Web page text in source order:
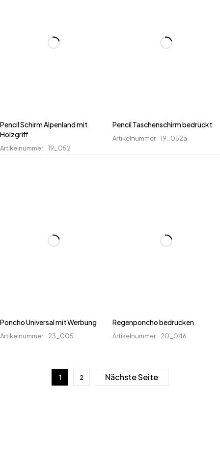
Pencil Schirm Alpenland mit
Holzgriff
Artikelnummer 19_052
Pencil Taschenschirm bedruckt
Artikelnummer 19_052a
Poncho Universal mit Werbung
Artikelnummer 23_005
Regenponcho bedrucken
Artikelnummer 20_046
1 2 Nächste Seite